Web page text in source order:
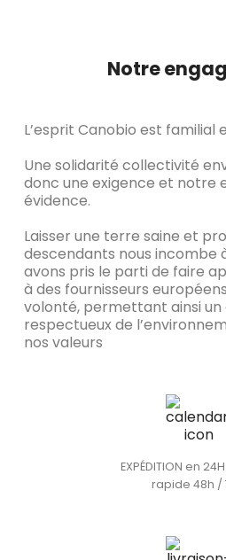
Notre
L’esprit Canobio est familial
Une solidarité collectivité
donc une exigence et notre
évidence.
Laisser une terre saine et
descendants nous incombe
avons pris le parti de faire
à des fournisseurs
volonté, permettant ainsi
respectueux de
nos valeurs
EXPÉDITION en
rapide 48h /